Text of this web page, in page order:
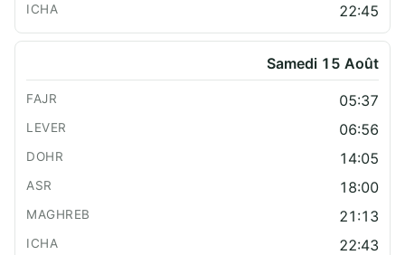
22:45
Samedi 15 Août
05:37
06:56
14:05
18:00
21:13
22:43